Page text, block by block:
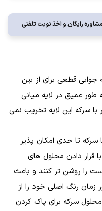
رايگان و اخذ نوبت تلفنی
جوابی قطعی برای از بین
طور عمیق در لایه میانی
سرکه این لایه تخریب نمی
سرکه تا حدی امکان پذیر
قرار دادن محلول های
را روشن تر کنند و باعث
زمان رنگ اصلی خود را از
سرکه برای پاک کردن